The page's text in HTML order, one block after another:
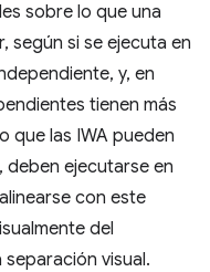
sobre lo que una
según si se ejecuta en
y, en
tienen más
que las IWA pueden
deben ejecutarse en
con este
del
separación visual.